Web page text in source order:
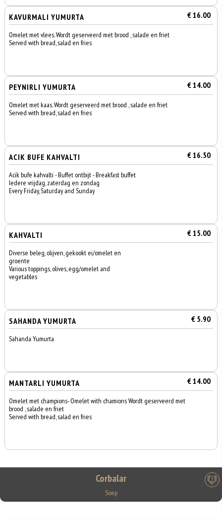
KAVURMALI YUMURTA € 16.00
Omelet met vlees. Wordt geserveerd met brood , salade en friet
Served with bread, salad en fries
PEYNIRLI YUMURTA € 14.00
Omelet met kaas. Wordt geserveerd met brood , salade en friet
Served with bread, salad en fries
ACIK BUFE KAHVALTI € 16.50
Acik bufe kahvalti - Buffet ontbijt - Breakfast buffet
Iedere vrijdag, zaterdag en zondag
Every Friday, Saturday and Sunday
KAHVALTI € 15.00
Diverse beleg, olijven, gekookt ei/omelet en
groente
Various toppings, olives, egg/omelet and
vegetables
SAHANDA YUMURTA € 5.90
Sahanda Yumurta
MANTARLI YUMURTA € 14.00
Omelet met champions- Omelet with chamions Wordt geserveerd met
brood , salade en friet
Served with bread, salad en fries
Corbalar
Soep